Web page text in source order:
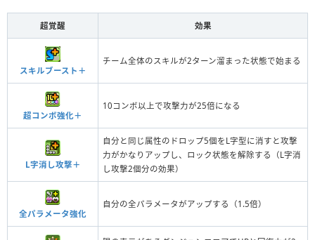
超覚醒 効果
スキルブースト＋
チーム全体のスキルが2ターン溜まった状態で始まる
超コンボ強化＋
10コンボ以上で攻撃力が25倍になる
L字消し攻撃＋
自分と同じ属性のドロップ5個をL字型に消すと攻撃
力がかなりアップし、ロック状態を解除する（L字消
し攻撃2個分の効果）
全パラメータ強化
自分の全パラメータがアップする（1.5倍）